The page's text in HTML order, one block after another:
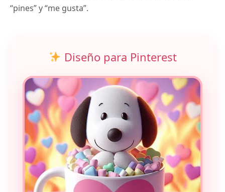
“pines” y “me gusta”.
Diseño para Pinterest